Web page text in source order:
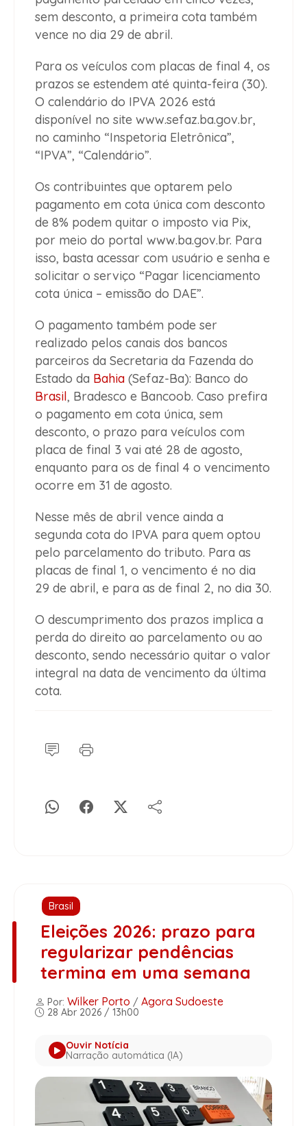
sem desconto, a primeira cota também
vence no dia 29 de abril.
Para os veículos com placas de final 4, os
prazos se estendem até quinta-feira (30).
O calendário do IPVA 2026 está
disponível no site www.sefaz.ba.gov.br,
no caminho “Inspetoria Eletrônica”,
“IPVA”, “Calendário”.
Os contribuintes que optarem pelo
pagamento em cota única com desconto
de 8% podem quitar o imposto via Pix,
por meio do portal www.ba.gov.br. Para
isso, basta acessar com usuário e senha e
solicitar o serviço “Pagar licenciamento
cota única – emissão do DAE”.
O pagamento também pode ser
realizado pelos canais dos bancos
parceiros da Secretaria da Fazenda do
Estado da Bahia (Sefaz-Ba): Banco do
Brasil, Bradesco e Bancoob. Caso prefira
o pagamento em cota única, sem
desconto, o prazo para veículos com
placa de final 3 vai até 28 de agosto,
enquanto para os de final 4 o vencimento
ocorre em 31 de agosto.
Nesse mês de abril vence ainda a
segunda cota do IPVA para quem optou
pelo parcelamento do tributo. Para as
placas de final 1, o vencimento é no dia
29 de abril, e para as de final 2, no dia 30.
O descumprimento dos prazos implica a
perda do direito ao parcelamento ou ao
desconto, sendo necessário quitar o valor
integral na data de vencimento da última
cota.
Brasil
Eleições 2026: prazo para
regularizar pendências
termina em uma semana
Por: Wilker Porto / Agora Sudoeste
28 Abr 2026 / 13h00
Ouvir Notícia
Narração automática (IA)